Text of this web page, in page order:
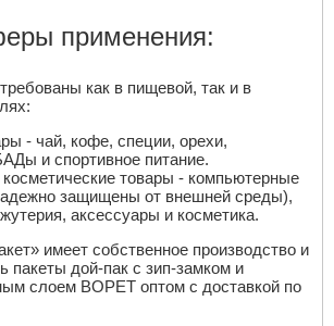
применения:
как в пищевой, так и в
- чай, кофе, специи, орехи,
и спортивное питание.
косметические товары - компьютерные
защищены от внешней среды),
аксессуары и косметика.
имеет собственное производство и
пакеты дой-пак с зип-замком и
слоем ВОРЕТ оптом с доставкой по